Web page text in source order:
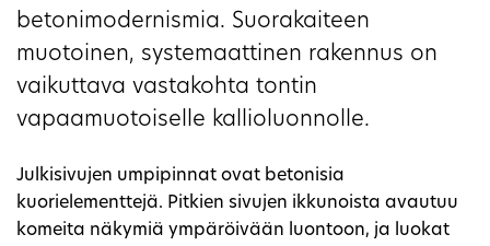
betonimodernismia. Suorakaiteen
muotoinen, systemaattinen rakennus on
vaikuttava vastakohta tontin
vapaamuotoiselle kallioluonnolle.
Julkisivujen umpipinnat ovat betonisia
kuorielementtejä. Pitkien sivujen ikkunoista avautuu
komeita näkymiä ympäröivään luontoon, ja luokat